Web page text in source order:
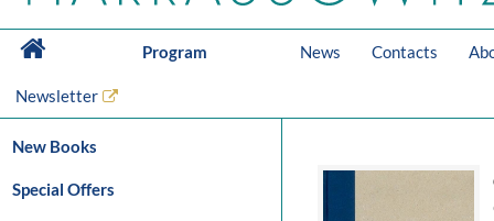
Program News Contacts
Newsletter
New Books
Special Offers